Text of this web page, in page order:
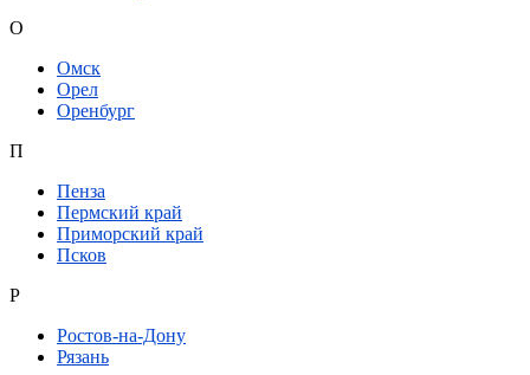
О
Омск
Орел
Оренбург
П
Пенза
Пермский край
Приморский край
Псков
Р
Ростов-на-Дону
Рязань